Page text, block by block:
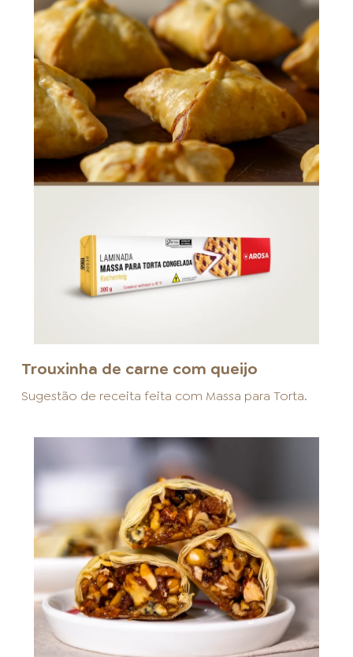
Trouxinha de carne com queijo
Sugestão de receita feita com Massa para Torta.